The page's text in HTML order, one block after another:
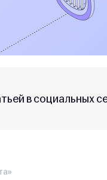
в социальных